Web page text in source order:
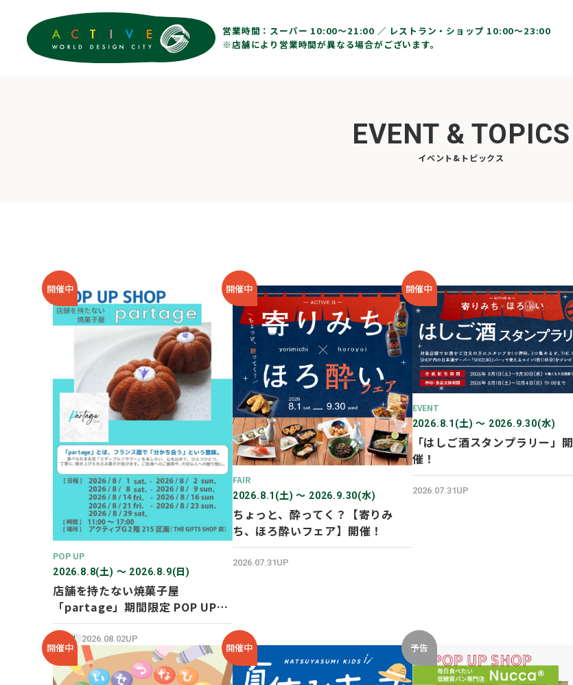
営業時間： スーパー 10:00〜21:00 ／ レストラン・ショップ 10:00～23:00
※店舗により営業時間が異なる場合がございます。
EVENT & TOPICS
イベント&トピックス
開催中
POP UP
2026.8.8(土) 〜 2026.8.9(日)
店舗を持たない焼菓子屋
「partage」期間限定 POP UP
SHOP オープン！
NEW 2026.08.02UP
開催中
FAIR
2026.8.1(土) 〜 2026.9.30(水)
ちょっと、酔ってく？【寄りみ
ち、ほろ酔いフェア】開催！
2026.07.31UP
開催中
EVENT
2026.8.1(土) 〜 2026.9.30(水)
「はしご酒スタンプラリー」開
催！
2026.07.31UP
開催中 開催中 予告